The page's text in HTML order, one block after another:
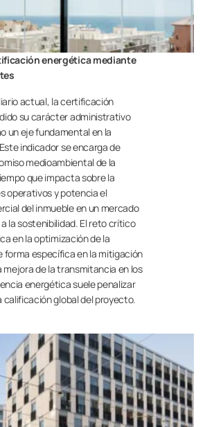
energética mediante
actual, la certificación
su carácter administrativo
un eje fundamental en la
indicador se encarga de
medioambiental de la
que impacta sobre la
operativos y potencia el
del inmueble en un mercado
la sostenibilidad. El reto crítico
en la optimización de la
específica en la mitigación
mejora de la transmitancia en los
energética suele penalizar
calificación global del proyecto.